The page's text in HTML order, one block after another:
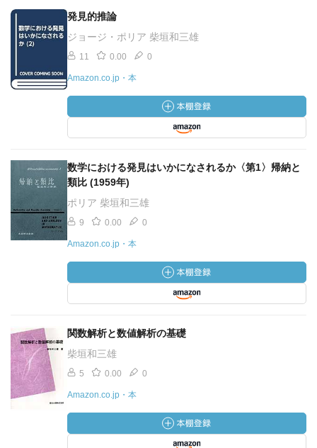
発見的推論
ジョージ・ポリア 柴垣和三雄
11 0.00 0
Amazon.co.jp・本
数学における発見はいかになされるか〈第1〉帰納と
類比 (1959年)
ポリア 柴垣和三雄
9 0.00 0
Amazon.co.jp・本
関数解析と数値解析の基礎
柴垣和三雄
5 0.00 0
Amazon.co.jp・本